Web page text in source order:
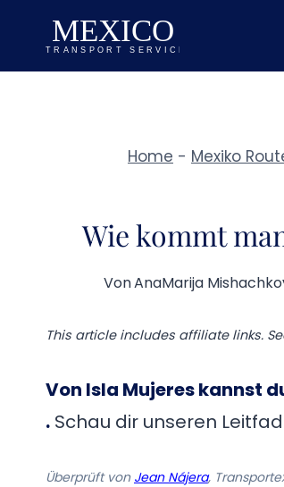
Inhalt
springen
Home - Mexiko
Wie kommt
VonAnaMarija
This article includes affiliate links.
Von Isla Mujeres kannst
. Schau dir unseren
Überprüft von Jean Nájera,